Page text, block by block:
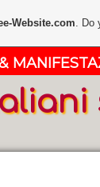
Website.com. Do